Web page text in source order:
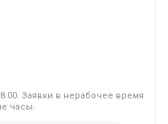
Заявки в нерабочее время
часы.